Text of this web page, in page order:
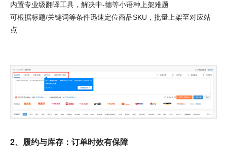
内置专业级翻译工具，解决中-德等小语种上架难题
可根据标题/关键词等条件迅速定位商品SKU，批量上架至对应站
点
2、履约与库存：订单时效有保障